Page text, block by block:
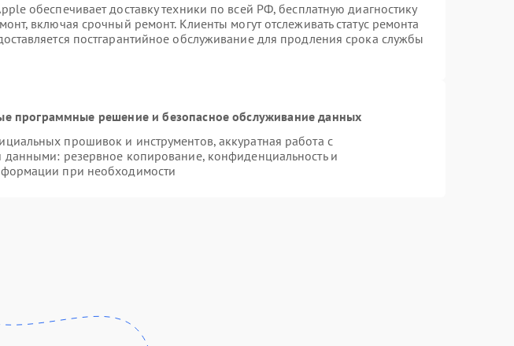
обеспечивает доставку техники по всей РФ, бесплатную диагностику
включая срочный ремонт. Клиенты могут отслеживать статус ремонта
постгарантийное обслуживание для продления срока службы
программные решение и безопасное обслуживание данных
прошивок и инструментов, аккуратная работа с
данными: резервное копирование, конфиденциальность и
при необходимости